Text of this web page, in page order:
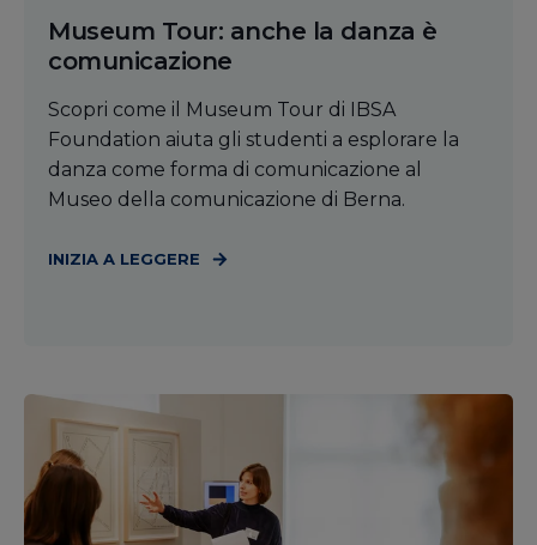
Museum Tour: anche la danza è
comunicazione
Scopri come il Museum Tour di IBSA
Foundation aiuta gli studenti a esplorare la
danza come forma di comunicazione al
Museo della comunicazione di Berna.
INIZIA A LEGGERE